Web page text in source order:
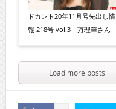
ドカント20年11月号先出し情
報 218号 vol.3 万理華さん
Load more posts